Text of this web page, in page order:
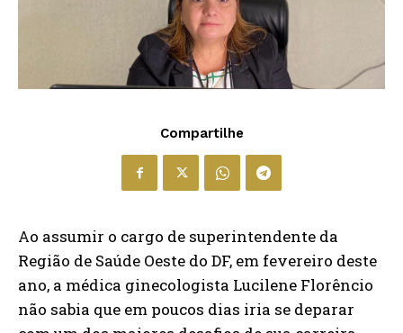
Compartilhe
Ao assumir o cargo de superintendente da
Região de Saúde Oeste do DF, em fevereiro deste
ano, a médica ginecologista Lucilene Florêncio
não sabia que em poucos dias iria se deparar